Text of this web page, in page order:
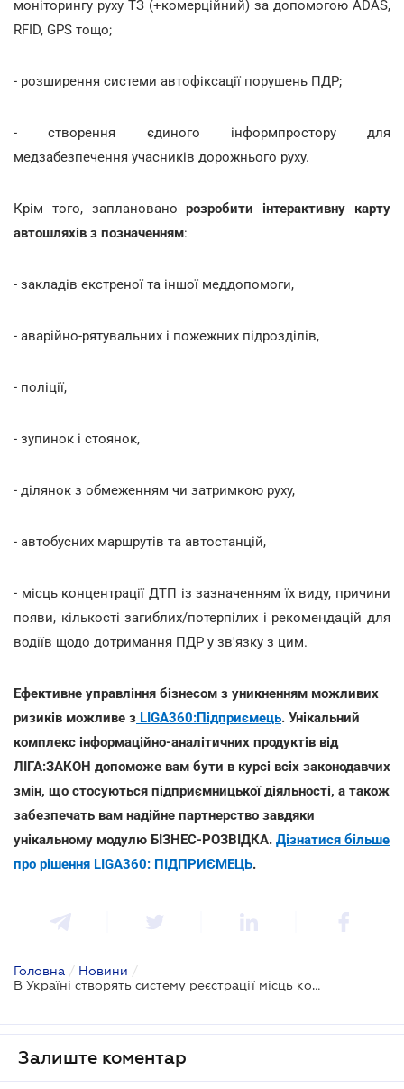
моніторингу руху ТЗ (+комерційний) за допомогою ADAS,
RFID, GPS тощо;
- розширення системи автофіксації порушень ПДР;
- створення єдиного інформпростору для
медзабезпечення учасників дорожнього руху.
Крім того, запланованорозробити інтерактивну карту
автошляхів з позначенням:
- закладів екстреної та іншої меддопомоги,
- аварійно-рятувальних і пожежних підрозділів,
- поліції,
- зупинок і стоянок,
- ділянок з обмеженням чи затримкою руху,
- автобусних маршрутів та автостанцій,
- місць концентрації ДТП із зазначенням їх виду, причини
появи, кількості загиблих/потерпілих і рекомендацій для
водіїв щодо дотримання ПДР у зв'язку з цим.
Ефективне управління бізнесом з уникненням можливих
ризиків можливе з LIGA360:Підприємець. Унікальний
комплекс інформаційно-аналітичних продуктів від
ЛІГА:ЗАКОН допоможе вам бути в курсі всіх законодавчих
змін, що стосуються підприємницької діяльності, а також
забезпечать вам надійне партнерство завдяки
унікальному модулю БІЗНЕС-РОЗВІДКА. Дізнатися більше
про рішення LIGA360: ПІДПРИЄМЕЦЬ.
Головна / Новини /
В Україні створять систему реєстрації місць концентрації ДТП
Залиште коментар